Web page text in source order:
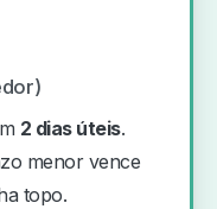
2 dias úteis.
menor vence
topo.